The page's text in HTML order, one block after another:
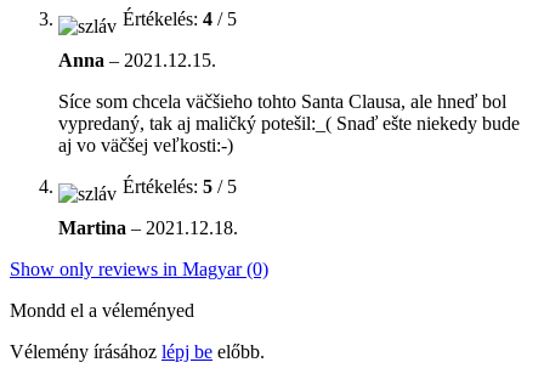
Értékelés: 4 / 5
Anna – 2021.12.15.
Síce som chcela väčšieho tohto Santa Clausa, ale hneď bol
vypredaný, tak aj maličký potešil:_( Snaď ešte niekedy bude
aj vo väčšej veľkosti:-)
Értékelés: 5 / 5
Martina – 2021.12.18.
Show only reviews in Magyar (0)
Mondd el a véleményed
Vélemény írásához lépj be előbb.